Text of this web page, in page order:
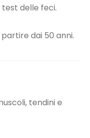
delle feci.
dai 50 anni.
tendini e